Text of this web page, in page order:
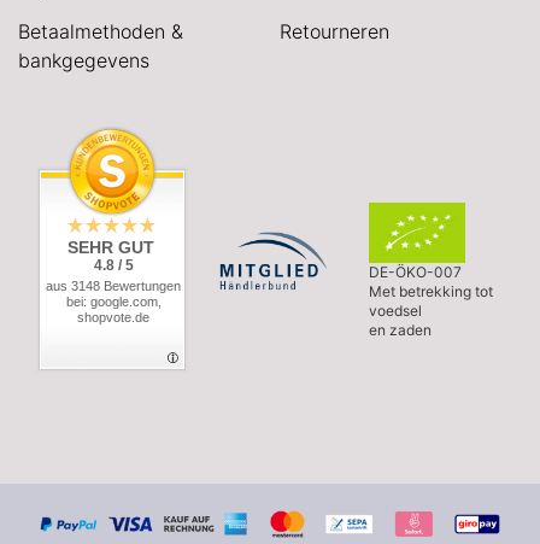
Betaalmethoden &
bankgegevens
Retourneren
SEHR GUT
4.8 / 5
aus 3148 Bewertungen
bei: google.com,
shopvote.de
DE-ÖKO-007
Met betrekking tot
voedsel
en zaden